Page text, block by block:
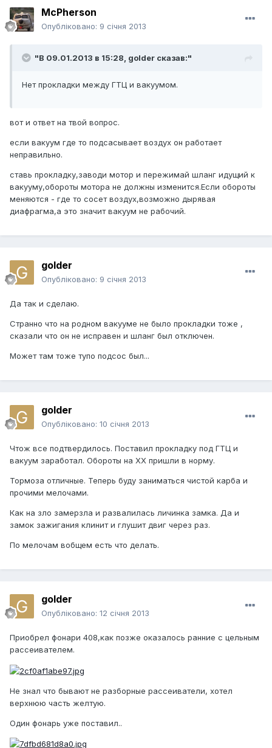
McPherson
Опубліковано: 9 січня 2013
"В 09.01.2013 в 15:28, golder сказав:"
Нет прокладки между ГТЦ и вакуумом.
вот и ответ на твой вопрос.
если вакуум где то подсасывает воздух он работает
неправильно.
ставь прокладку,заводи мотор и пережимай шланг идущий к
вакууму,обороты мотора не должны изменится.Если обороты
меняются - где то сосет воздух,возможно дырявая
диафрагма,а это значит вакуум не рабочий.
golder
Опубліковано: 9 січня 2013
Да так и сделаю.
Странно что на родном вакууме не было прокладки тоже ,
сказали что он не исправен и шланг был отключен.
Может там тоже тупо подсос был...
golder
Опубліковано: 10 січня 2013
Чтож все подтвердилось. Поставил прокладку под ГТЦ и
вакуум заработал. Обороты на ХХ пришли в норму.
Тормоза отличные. Теперь буду заниматься чистой карба и
прочими мелочами.
Как на зло замерзла и развалилась личинка замка. Да и
замок зажигания клинит и глушит двиг через раз.
По мелочам вобщем есть что делать.
golder
Опубліковано: 12 січня 2013
Приобрел фонари 408,как позже оказалось ранние с цельным
рассеивателем.
Не знал что бывают не разборные рассеиватели, хотел
верхнюю часть желтую.
Один фонарь уже поставил..